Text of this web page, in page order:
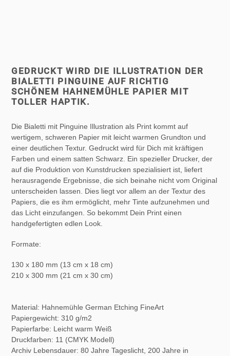
GEDRUCKT WIRD DIE ILLUSTRATION DER
BIALETTI PINGUINE AUF RICHTIG
SCHÖNEM HAHNEMÜHLE PAPIER MIT
TOLLER HAPTIK.
Die Bialetti mit Pinguine Illustration als Print kommt auf
wertigem, schweren Papier mit leicht warmen Grundton und
einer deutlichen Textur. Gedruckt wird für Dich mit kräftigen
Farben und einem satten Schwarz. Ein spezieller Drucker, der
auf die Produktion von Kunstdrucken spezialisiert ist, liefert
herausragende Ergebnisse, die sich beinahe nicht vom Original
unterscheiden lassen. Dies liegt vor allem an der Textur des
Papiers, die es ihm ermöglicht, mehr Tinte aufzunehmen und
das Licht einzufangen. So bekommt Dein Print einen
handgefertigten edlen Look.
Formate:
130 x 180 mm (13 cm x 18 cm)
210 x 300 mm (21 cm x 30 cm)
Material: Hahnemühle German Etching FineArt
Papiergewicht: 310 g/m2
Papierfarbe: Leicht warm Weiß
Druckfarben: 11 (CMYK Modell)
Archiv Lebensdauer: 80 Jahre Tageslicht, 200 Jahre in